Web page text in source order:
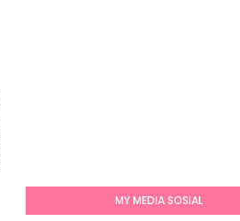
MY MEDIA SOSIAL